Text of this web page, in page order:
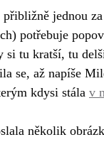
jednou
potřebuje
si tu kratší, tu
se, až napíše
kdysi stála v
několik